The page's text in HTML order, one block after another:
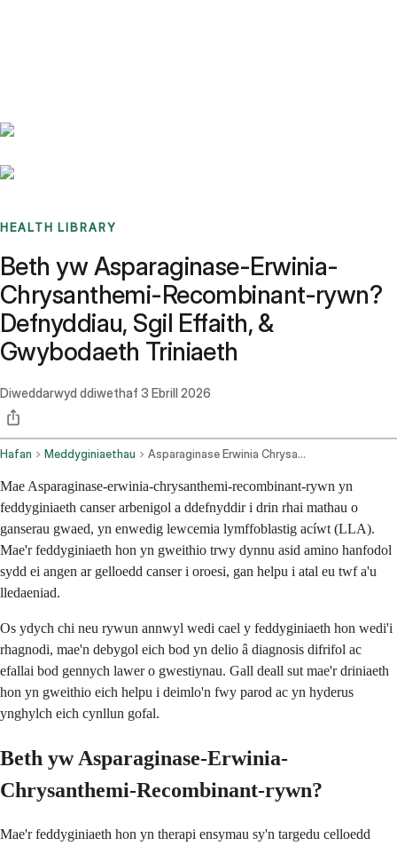
HEALTH LIBRARY
Beth yw Asparaginase-Erwinia-
Chrysanthemi-Recombinant-rywn?
Defnyddiau, Sgil Effaith, &
Gwybodaeth Triniaeth
Diweddarwyd ddiwethaf 3 Ebrill 2026
Hafan Meddyginiaethau Asparaginase Erwinia Chrysanthemi Recombinant Rywn Intramuscular Route
Mae Asparaginase-erwinia-chrysanthemi-recombinant-rywn yn
feddyginiaeth canser arbenigol a ddefnyddir i drin rhai mathau o
ganserau gwaed, yn enwedig lewcemia lymffoblastig acíwt (LLA).
Mae'r feddyginiaeth hon yn gweithio trwy dynnu asid amino hanfodol
sydd ei angen ar gelloedd canser i oroesi, gan helpu i atal eu twf a'u
lledaeniad.
Os ydych chi neu rywun annwyl wedi cael y feddyginiaeth hon wedi'i
rhagnodi, mae'n debygol eich bod yn delio â diagnosis difrifol ac
efallai bod gennych lawer o gwestiynau. Gall deall sut mae'r driniaeth
hon yn gweithio eich helpu i deimlo'n fwy parod ac yn hyderus
ynghylch eich cynllun gofal.
Beth yw Asparaginase-Erwinia-
Chrysanthemi-Recombinant-rywn?
Mae'r feddyginiaeth hon yn therapi ensymau sy'n targedu celloedd